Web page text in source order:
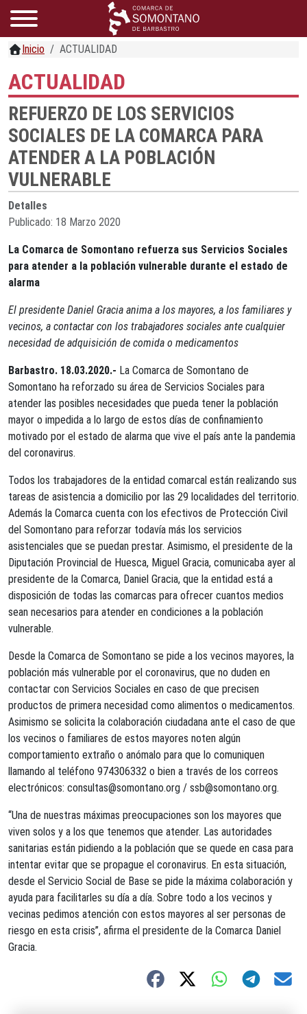
Inicio ACTUALIDAD
ACTUALIDAD
REFUERZO DE LOS SERVICIOS
SOCIALES DE LA COMARCA PARA
ATENDER A LA POBLACIÓN
VULNERABLE
Detalles
Publicado: 18 Marzo 2020
La Comarca de Somontano refuerza sus Servicios Sociales
para atender a la población vulnerable durante el estado de
alarma
El presidente Daniel Gracia anima a los mayores, a los familiares y
vecinos, a contactar con los trabajadores sociales ante cualquier
necesidad de adquisición de comida o medicamentos
Barbastro. 18.03.2020.- La Comarca de Somontano de
Somontano ha reforzado su área de Servicios Sociales para
atender las posibles necesidades que pueda tener la población
mayor o impedida a lo largo de estos días de confinamiento
motivado por el estado de alarma que vive el país ante la pandemia
del coronavirus.
Todos los trabajadores de la entidad comarcal están realizando sus
tareas de asistencia a domicilio por las 29 localidades del territorio.
Además la Comarca cuenta con los efectivos de Protección Civil
del Somontano para reforzar todavía más los servicios
asistenciales que se puedan prestar. Asimismo, el presidente de la
Diputación Provincial de Huesca, Miguel Gracia, comunicaba ayer al
presidente de la Comarca, Daniel Gracia, que la entidad está a
disposición de todas las comarcas para ofrecer cuantos medios
sean necesarios para atender en condiciones a la población
vulnerable.
Desde la Comarca de Somontano se pide a los vecinos mayores, la
población más vulnerable por el coronavirus, que no duden en
contactar con Servicios Sociales en caso de que precisen
productos de primera necesidad como alimentos o medicamentos.
Asimismo se solicita la colaboración ciudadana ante el caso de que
los vecinos o familiares de estos mayores noten algún
comportamiento extraño o anómalo para que lo comuniquen
llamando al teléfono 974306332 o bien a través de los correos
electrónicos: consultas@somontano.org / ssb@somontano.org.
“Una de nuestras máximas preocupaciones son los mayores que
viven solos y a los que tenemos que atender. Las autoridades
sanitarias están pidiendo a la población que se quede en casa para
intentar evitar que se propague el coronavirus. En esta situación,
desde el Servicio Social de Base se pide la máxima colaboración y
ayuda para facilitarles su día a día. Sobre todo a los vecinos y
vecinas pedimos atención con estos mayores al ser personas de
riesgo en esta crisis”, afirma el presidente de la Comarca Daniel
Gracia.